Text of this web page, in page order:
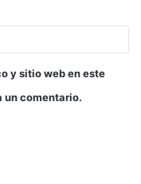
y sitio web en este
un comentario.